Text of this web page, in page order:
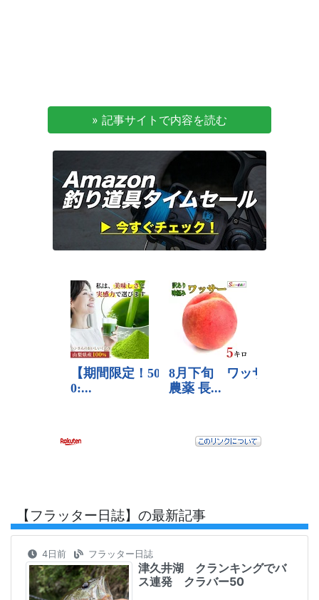
» 記事サイトで内容を読む
【フラッター日誌】の最新記事
4日前 フラッター日誌
津久井湖 クランキングでバ
ス連発 クラバー50